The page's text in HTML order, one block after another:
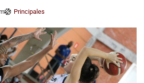
Principales